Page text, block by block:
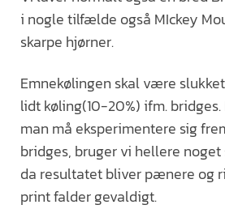
i nogle tilfælde også MIckey
skarpe hjørner.
Emnekølingen skal være
lidt køling(10-20%) ifm.
man må eksperimentere sig
bridges, bruger vi hellere
da resultatet bliver pænere og
print falder gevaldigt.